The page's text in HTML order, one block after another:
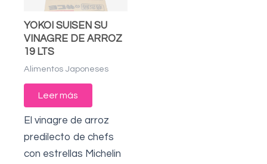
YOKOI SUISEN SU
VINAGRE DE ARROZ
19 LTS
Alimentos Japoneses
Leer más
El vinagre de arroz
predilecto de chefs
con estrellas Michelin